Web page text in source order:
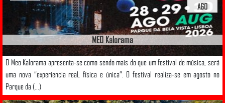
MEO Kalorama
O Meo Kalorama apresenta-se como sendo mais do que um festival de música, será
uma nova “experiencia real, física e única”. O festival realiza-se em agosto no
Parque da (...)
AGO